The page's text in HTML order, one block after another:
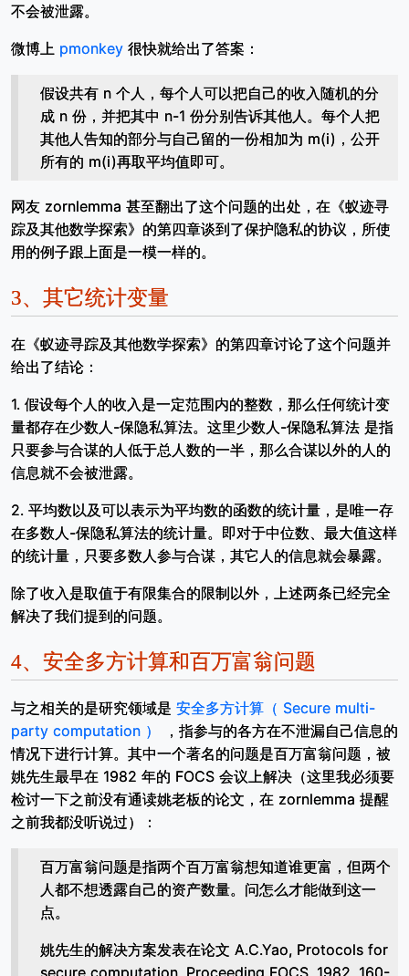
不会被泄露。
微博上 pmonkey 很快就给出了答案：
假设共有 n 个人，每个人可以把自己的收入随机的分
成 n 份，并把其中 n-1 份分别告诉其他人。每个人把
其他人告知的部分与自己留的一份相加为 m(i)，公开
所有的 m(i)再取平均值即可。
网友 zornlemma 甚至翻出了这个问题的出处，在《蚁迹寻
踪及其他数学探索》的第四章谈到了保护隐私的协议，所使
用的例子跟上面是一模一样的。
3、 其它统计变量
在《蚁迹寻踪及其他数学探索》的第四章讨论了这个问题并
给出了结论：
1. 假设每个人的收入是一定范围内的整数，那么任何统计变
量都存在少数人-保隐私算法。这里少数人-保隐私算法 是指
只要参与合谋的人低于总人数的一半，那么合谋以外的人的
信息就不会被泄露。
2. 平均数以及可以表示为平均数的函数的统计量，是唯一存
在多数人-保隐私算法的统计量。即对于中位数、最大值这样
的统计量，只要多数人参与合谋，其它人的信息就会暴露。
除了收入是取值于有限集合的限制以外，上述两条已经完全
解决了我们提到的问题。
4、 安全多方计算和百万富翁问题
与之相关的是研究领域是 安全多方计算（ Secure multi-
party computation ）
，指参与的各方在不泄漏自己信息的
情况下进行计算。其中一个著名的问题是百万富翁问题，被
姚先生最早在 1982 年的 FOCS 会议上解决（这里我必须要
检讨一下之前没有通读姚老板的论文，在 zornlemma 提醒
之前我都没听说过）：
百万富翁问题是指两个百万富翁想知道谁更富，但两个
人都不想透露自己的资产数量。问怎么才能做到这一
点。
姚先生的解决方案发表在论文 A.C.Yao, Protocols for
secure computation, Proceeding FOCS, 1982, 160-